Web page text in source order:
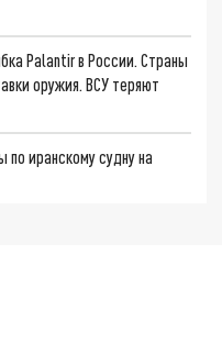
Palantir в России. Страны
оружия. ВСУ теряют
по иранскому судну на